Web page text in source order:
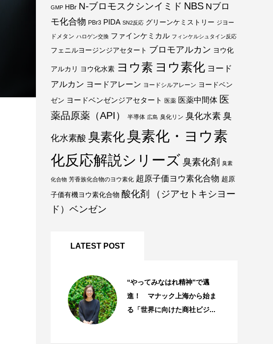
GMP HBr N-ブロモスクシンイミド NBS Nブロ
モ化合物 PBr3 PIDA SN2反応 グリーンケミストリー ジヨー
ドメタン ハロゲン交換 ファインケミカル フィンケルシュタイン反応
フェニルヨージンジアセタート ブロモアルカン ヨウ化
アルカリ ヨウ化水素 ヨウ素 ヨウ素化 ヨード
アルカン ヨードアレーン ヨードシルアレーン ヨードベン
ゼン ヨードベンゼンジアセタート 医薬 医薬中間体 医
薬品原薬（API）
半導体 広島 臭化リン 臭化水素 臭
化水素酸 臭素化臭素化・ヨウ素
化反応解説シリーズ臭素化剤 臭素
化合物 芳香族化合物のヨウ素化 超原子価ヨウ素化合物 超原
子価有機ヨウ素化合物 酸化剤
（ジアセトキシヨー
ド）ベンゼン
LATEST POST
“やってみなはれ精神”で邁
進！ マナック上海から始ま
る「世界に向けた商社ビジ...